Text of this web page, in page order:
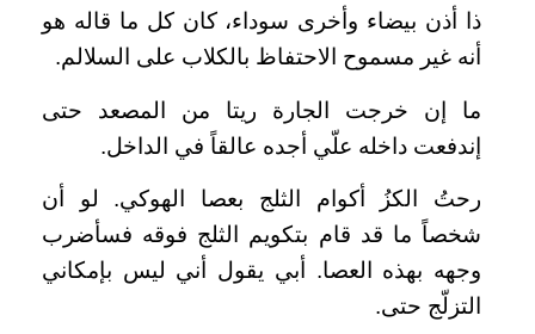
ذا أذن بيضاء وأخرى سوداء، كان كل ما قاله هو
أنه غير مسموح الاحتفاظ بالكلاب على السلالم.
ما إن خرجت الجارة ريتا من المصعد حتى
إندفعت داخله علّي أجده عالقاً في الداخل.
رحتُ الكزُ أكوام الثلج بعصا الهوكي. لو أن
شخصاً ما قد قام بتكويم الثلج فوقه فسأضرب
وجهه بهذه العصا. أبي يقول أني ليس بإمكاني
التزلّج حتى.